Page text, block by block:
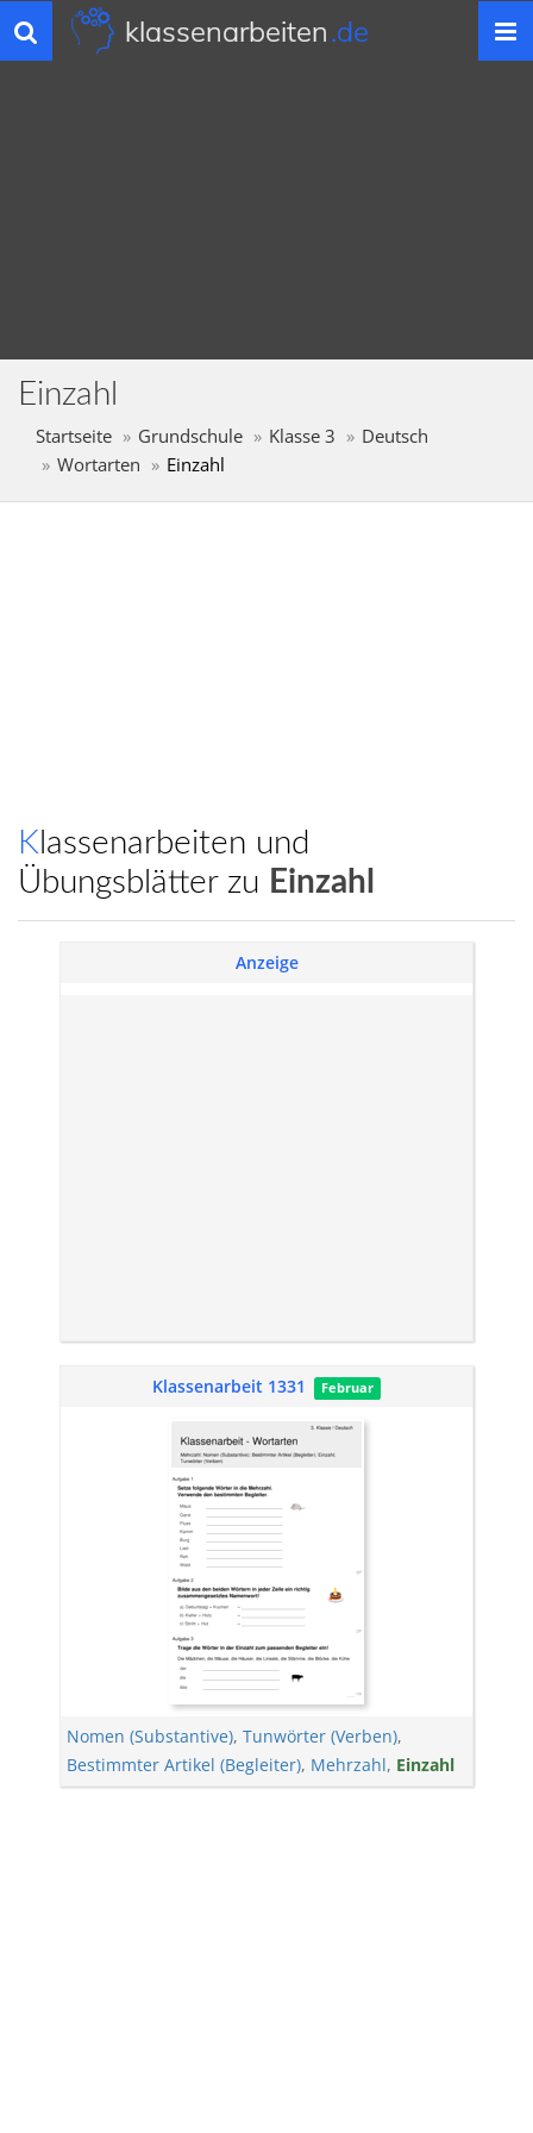
Toggle
navigation
klassenarbeiten.de
Einzahl
Startseite Grundschule Klasse 3
Deutsch
Wortarten
Einzahl
Klassenarbeiten und
Übungsblätter zu Einzahl
Anzeige
Klassenarbeit 1331 Februar
Nomen (Substantive), Tunwörter (Verben),
Bestimmter Artikel (Begleiter), Mehrzahl, Einzahl